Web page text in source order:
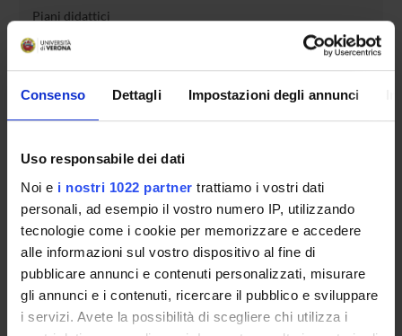
Consenso Dettagli Impostazioni degli annunci
Uso responsabile dei dati
Noi e i nostri 1022 partner trattiamo i vostri dati
personali, ad esempio il vostro numero IP, utilizzando
tecnologie come i cookie per memorizzare e accedere
alle informazioni sul vostro dispositivo al fine di
pubblicare annunci e contenuti personalizzati, misurare
gli annunci e i contenuti, ricercare il pubblico e sviluppare
i servizi. Avete la possibilità di scegliere chi utilizza i
Piani didattici
Insegnamenti
Organi collegiali e di governo
Rete formativa
OFFERTA FORMATIVA
SEMESTRE FILTRO
CORSI DI LAUREA